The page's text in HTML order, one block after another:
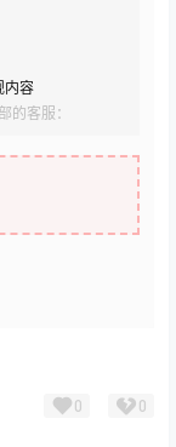
内容
的客服：
0 0